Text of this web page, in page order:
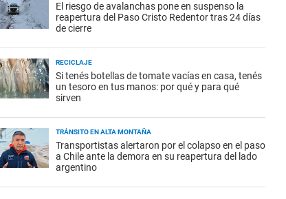
El riesgo de avalanchas pone en suspenso la
reapertura del Paso Cristo Redentor tras 24 días
de cierre
RECICLAJE
Si tenés botellas de tomate vacías en casa, tenés
un tesoro en tus manos: por qué y para qué
sirven
TRÁNSITO EN ALTA MONTAÑA
Transportistas alertaron por el colapso en el paso
a Chile ante la demora en su reapertura del lado
argentino